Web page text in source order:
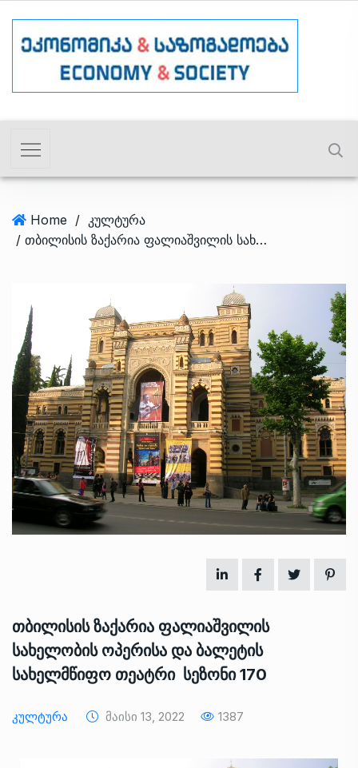
Home / კულტურა
/ თბილისის ზაქარია ფალიაშვილის სახელობის ოპერისა და ბალეტის სახელმწიფო თეატრი სეზონი 170
თბილისის ზაქარია ფალიაშვილის
სახელობის ოპერისა და ბალეტის
სახელმწიფო თეატრი სეზონი 170
Კულტურა Მაისი 13, 2022 1387